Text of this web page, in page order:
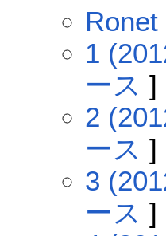
1
ース ]
2
ース ]
3
ース ]